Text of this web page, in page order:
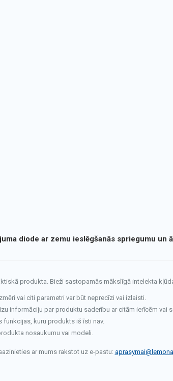
diode ar zemu ieslēgšanās spriegumu un
produkta. Bieži sastopamās mākslīgā intelekta
vai citi parametri var būt neprecīzi vai izlaisti.
informāciju par produktu saderību ar citām ierīcēm vai
kuru produkts iš īsti nav.
nosaukumu vai modeli.
ar mums rakstot uz e-pastu: